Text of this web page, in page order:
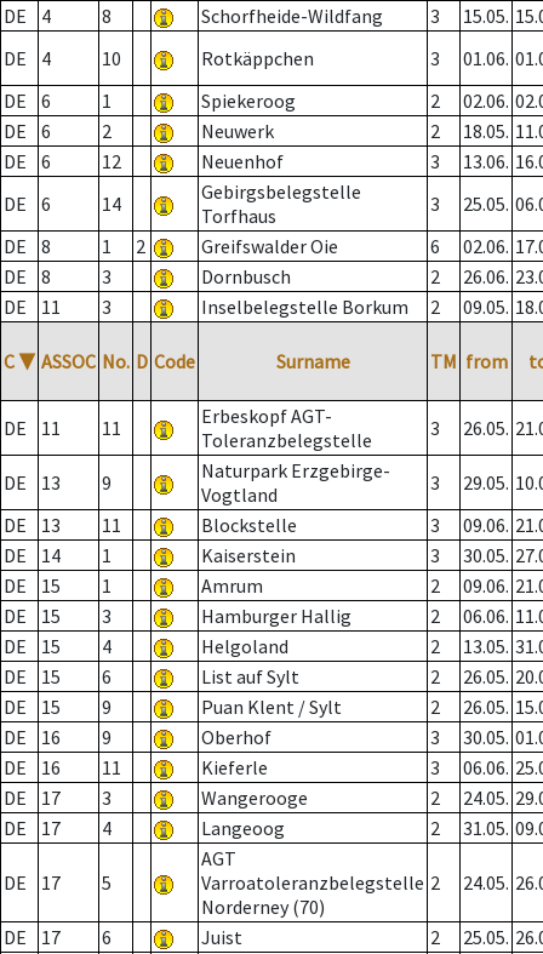
DE
4 8 Schorfheide-Wildfang 3 15.05.
DE
4 10 Rotkäppchen 3 01.06.
DE
6 1 Spiekeroog 2 02.06.
DE
6 2 Neuwerk 2 18.05.
DE
6 12 Neuenhof 3 13.06.
DE
6 14
Gebirgsbelegstelle
Torfhaus
3 25.05.
DE
8 1 2 Greifswalder Oie 6 02.06.
DE
8 3 Dornbusch 2 26.06.
DE
11 3 Inselbelegstelle Borkum 2 09.05.
C ▼ ASSOC No. D Code Surname TM from
DE 11 11
Erbeskopf AGT-
Toleranzbelegstelle
3 26.05.
DE 13 9
Naturpark Erzgebirge-
Vogtland
3 29.05.
DE
13 11 Blockstelle 3 09.06.
DE
14 1 Kaiserstein 3 30.05.
DE
15 1 Amrum 2 09.06.
DE
15 3 Hamburger Hallig 2 06.06.
DE
15 4 Helgoland 2 13.05.
DE
15 6 List auf Sylt 2 26.05.
DE
15 9 Puan Klent / Sylt 2 26.05.
DE
16 9 Oberhof 3 30.05.
DE
16 11 Kieferle 3 06.06.
DE
17 3 Wangerooge 2 24.05.
DE
17 4 Langeoog 2 31.05.
DE 17 5
AGT
Varroatoleranzbelegstelle
Norderney (70)
2 24.05.
DE 17 6 Juist 2 25.05.